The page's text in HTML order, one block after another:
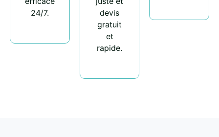
24/7.
devis
gratuit
et
rapide.